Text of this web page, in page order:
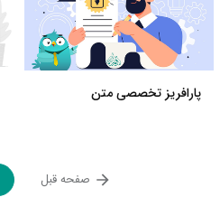
پارافریز تخصصی متن
صفحه قبل